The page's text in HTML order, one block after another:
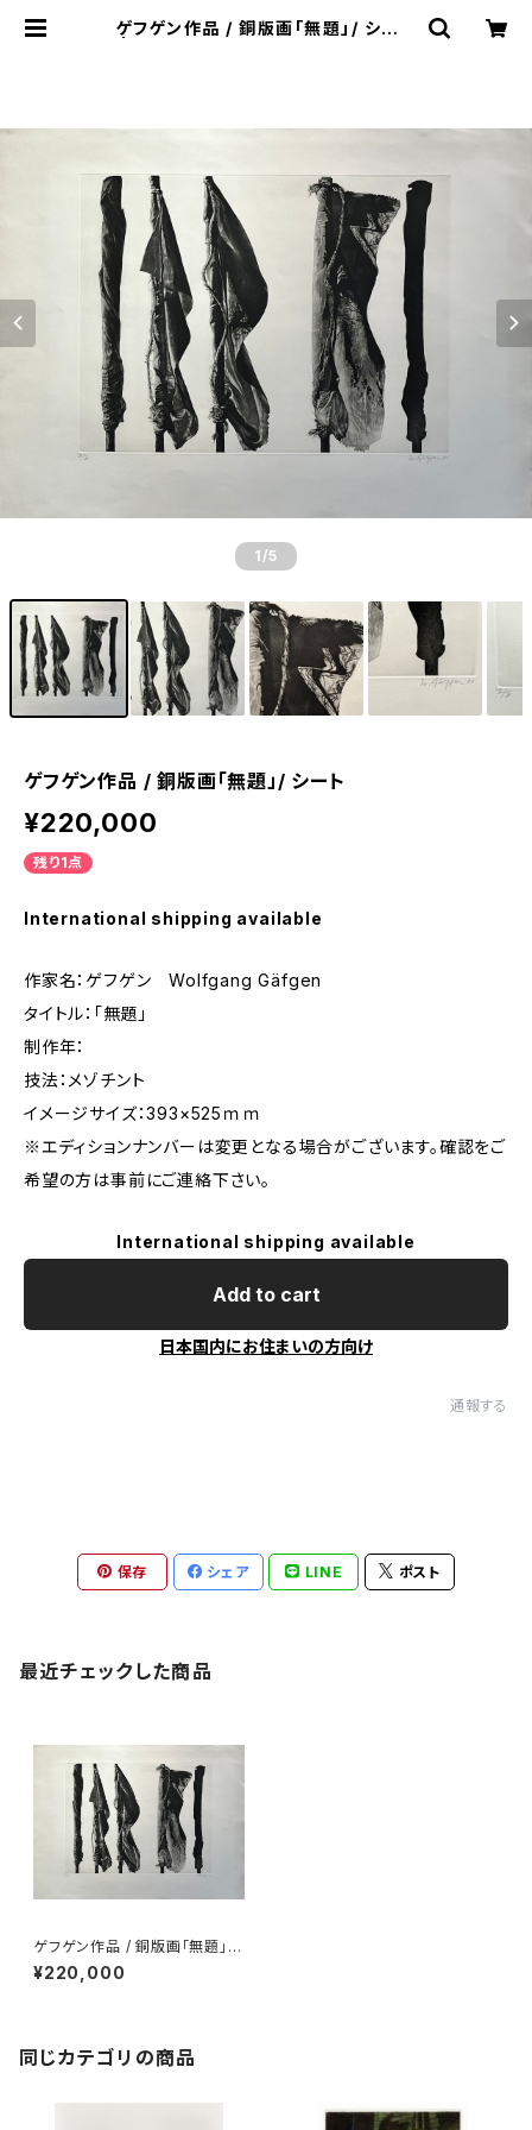
ゲフゲン作品 / 銅版画「無題」/ シート
1 /5
ゲフゲン作品 / 銅版画「無題」/ シート
¥220,000
残り1点
International shipping available
作家名：ゲフゲン Wolfgang Gäfgen
タイトル：「無題」
制作年：
技法：メゾチント
イメージサイズ：393×525ｍｍ
※エディションナンバーは変更となる場合がございます。確認をご
希望の方は事前にご連絡下さい。
International shipping available
Add to cart
日本国内にお住まいの方向け
通報する
保存 シェア LINE ポスト
最近チェックした商品
ゲフゲン作品 / 銅版画「無題」/
シート
¥220,000
同じカテゴリの商品